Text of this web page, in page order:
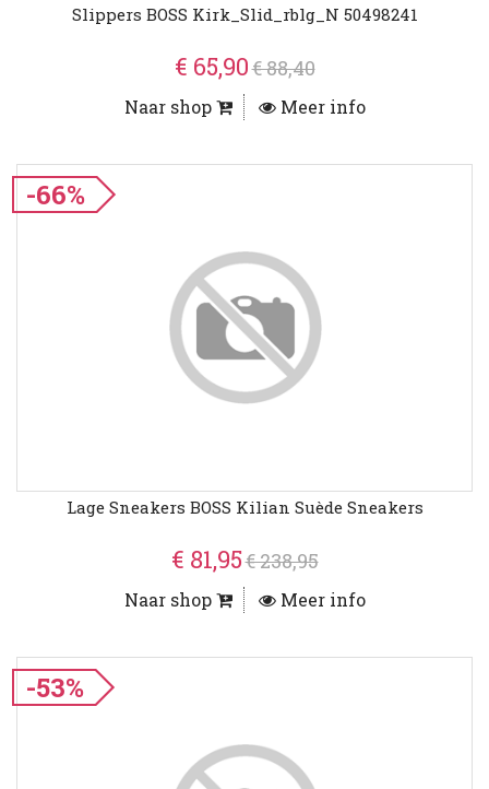
Slippers BOSS Kirk_Slid_rblg_N 50498241
€ 65,90€ 88,40
Naar shop Meer info
-66%
Lage Sneakers BOSS Kilian Suède Sneakers
€ 81,95€ 238,95
Naar shop Meer info
-53%